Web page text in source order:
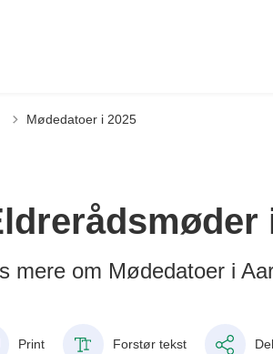
Mødedatoer i 2025
mere om Mødedatoer i
Print Forstør tekst Del